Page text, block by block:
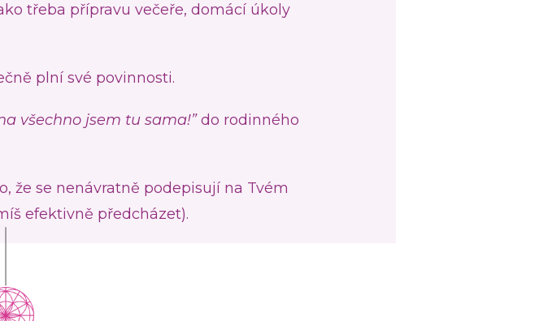
třeba přípravu večeře, domácí úkoly
plní své povinnosti.
všechno jsem tu sama!”do rodinného
že se nenávratně podepisují na Tvém
efektivně předcházet).